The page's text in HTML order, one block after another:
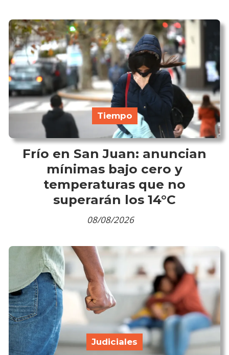
Frío en San Juan: anuncian
mínimas bajo cero y
temperaturas que no
superarán los 14°C
Tiempo
08/08/2026
Judiciales